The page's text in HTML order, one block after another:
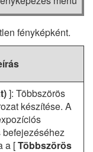
fényképként.
]: Többszörös
készítése. A
a [Többszörös